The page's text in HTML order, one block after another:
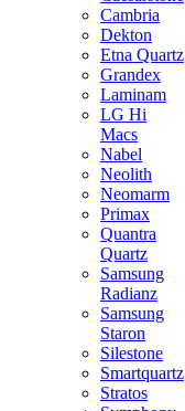
Cambria
Dekton
Etna Quartz
Grandex
Laminam
LG Hi
Macs
Nabel
Neolith
Neomarm
Primax
Quantra
Quartz
Samsung
Radianz
Samsung
Staron
Silestone
Smartquartz
Stratos